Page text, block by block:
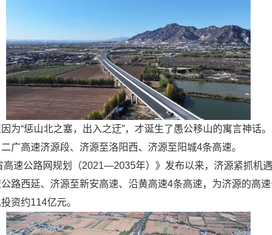
为“惩山北之塞，出入之迂”，才诞生了愚公移山的寓言神话
广高速济源段、济源至洛阳西、济源至阳城4条高速。
速公路网规划（2021—2035年）》发布以来，济源紧抓机
路西延、济源至新安高速、沿黄高速4条高速，为济源的高
资约114亿元。